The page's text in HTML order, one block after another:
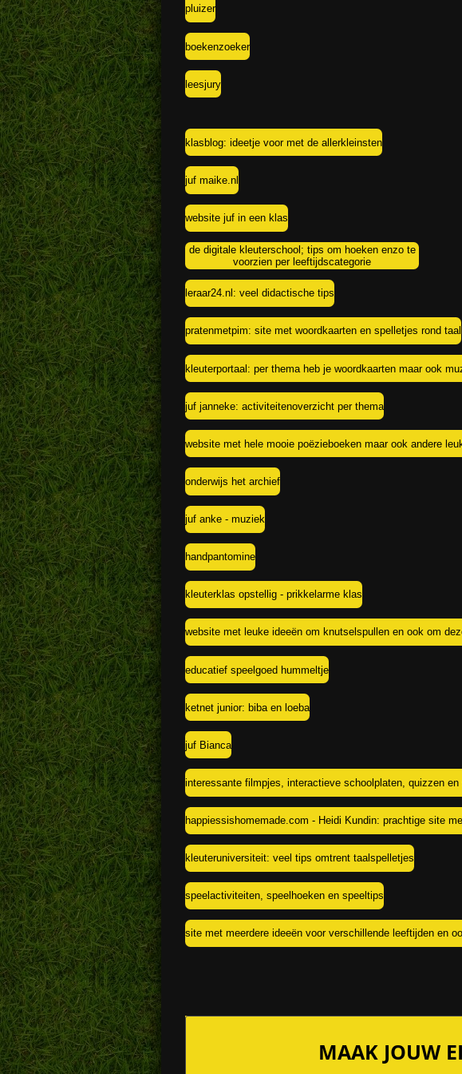
pluizer
boekenzoeker
leesjury
klasblog: ideetje voor met de allerkleinsten
juf maike.nl
website juf in een klas
de digitale kleuterschool; tips om hoeken enzo te
voorzien per leeftijdscategorie
leraar24.nl: veel didactische tips
pratenmetpim: site met woordkaarten en spelletjes rond taal
kleuterportaal: per thema heb je woordkaarten maar ook
juf janneke: activiteitenoverzicht per thema
website met hele mooie poëzieboeken maar ook andere
onderwijs het archief
juf anke - muziek
handpantomine
kleuterklas opstellig - prikkelarme klas
website met leuke ideeën om knutselspullen en ook om
educatief speelgoed hummeltje
ketnet junior: biba en loeba
juf Bianca
interessante filmpjes, interactieve schoolplaten, quizzen
happiessishomemade.com - Heidi Kundin: prachtige site
kleuteruniversiteit: veel tips omtrent taalspelletjes
speelactiviteiten, speelhoeken en speeltips
site met meerdere ideeën voor verschillende leeftijden en
MAAK JOUW